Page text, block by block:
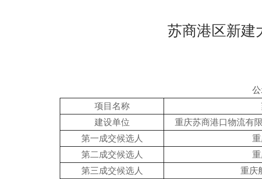
苏商港区新建
公
项目名称
建设单位
重庆苏商港口物流有
第一成交候选人
第二成交候选人
第三成交候选人
重庆